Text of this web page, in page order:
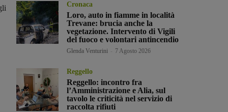
Cronaca
Loro, auto in fiamme in località
Trevane: brucia anche la
vegetazione. Intervento di Vigili
del fuoco e volontari antincendio
Glenda Venturini 7 Agosto 2026
Reggello
Reggello: incontro fra
l’Amministrazione e Alia, sul
tavolo le criticità nel servizio di
raccolta rifiuti